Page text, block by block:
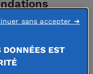
à elle et
lumière les
DONNÉES EST
sans accepter ➜